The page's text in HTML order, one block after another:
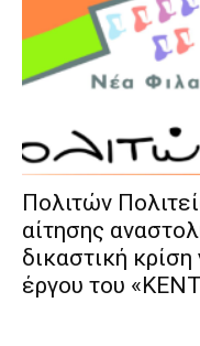
Πολιτών
αίτησης
δικαστική κρίση
έργου του